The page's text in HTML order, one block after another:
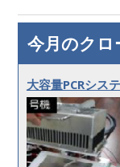
今月のク
大容量PCRシス